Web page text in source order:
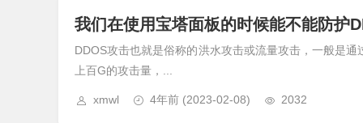
我们在使用宝塔面板的时候能不能防护
DDOS攻击也就是俗称的洪水攻击或流量攻击，一般是
上百G的攻击量，...
xmwl 4年前 (2023-02-08) 2032